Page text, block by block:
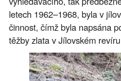
letech 1962–1968, byla v
činnost, čímž byla napsána
těžby zlata v Jílovském